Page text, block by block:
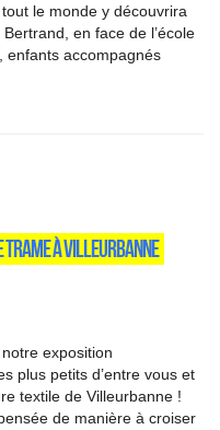
le monde y découvrira
en face de l’école
enfants accompagnés
TRAME À VILLEURBANNE
exposition
plus petits d’entre vous et
textile de Villeurbanne !
de manière à croiser